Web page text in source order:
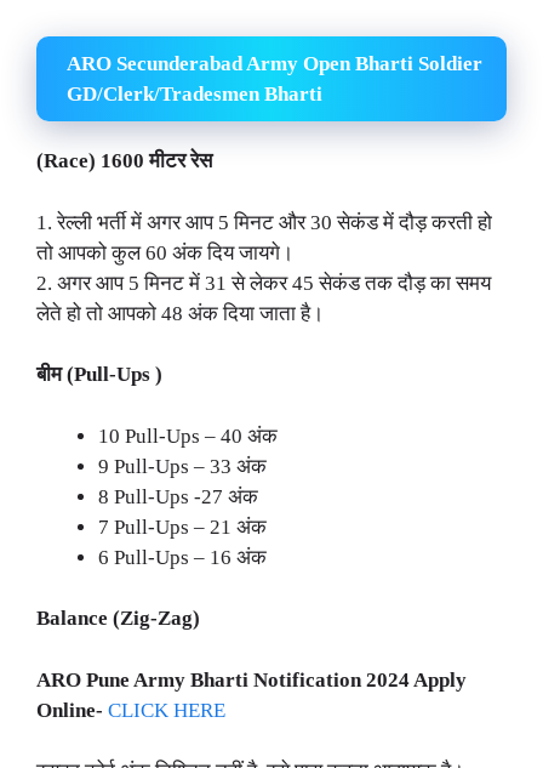
ARO Secunderabad Army Open Bharti Soldier
GD/Clerk/Tradesmen Bharti
(Race) 1600 मीटर रेस
1. रेल्ली भर्ती में अगर आप 5 मिनट और 30 सेकंड में दौड़ करती हो
तो आपको कुल 60 अंक दिय जायगे।
2. अगर आप 5 मिनट में 31 से लेकर 45 सेकंड तक दौड़ का समय
लेते हो तो आपको 48 अंक दिया जाता है।
बीम (Pull-Ups )
10 Pull-Ups – 40 अंक
9 Pull-Ups – 33 अंक
8 Pull-Ups -27 अंक
7 Pull-Ups – 21 अंक
6 Pull-Ups – 16 अंक
Balance (Zig-Zag)
ARO Pune Army Bharti Notification 2024 Apply
Online- CLICK HERE